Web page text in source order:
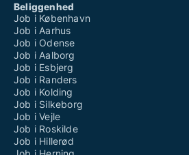
Beliggenhed
Job i København
Job i Aarhus
Job i Odense
Job i Aalborg
Job i Esbjerg
Job i Randers
Job i Kolding
Job i Silkeborg
Job i Vejle
Job i Roskilde
Job i Hillerød